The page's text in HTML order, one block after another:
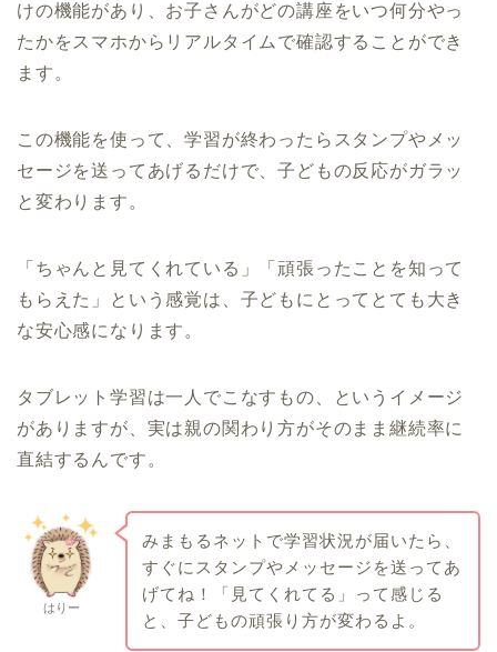
けの機能があり、お子さんがどの講座をいつ何分やっ
たかをスマホからリアルタイムで確認することができ
ます。
この機能を使って、学習が終わったらスタンプやメッ
セージを送ってあげるだけで、子どもの反応がガラッ
と変わります。
「ちゃんと見てくれている」「頑張ったことを知って
もらえた」という感覚は、子どもにとってとても大き
な安心感になります。
タブレット学習は一人でこなすもの、というイメージ
がありますが、実は親の関わり方がそのまま継続率に
直結するんです。
はりー
みまもるネットで学習状況が届いたら、
すぐにスタンプやメッセージを送ってあ
げてね！「見てくれてる」って感じる
と、子どもの頑張り方が変わるよ。